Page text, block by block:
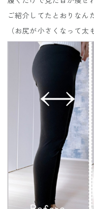
ご紹介してたとおりなん
（お尻が小さくなって太